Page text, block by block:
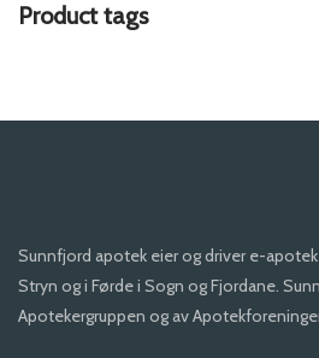
Product tags
Sunnfjord apotek eier og driver e-
Stryn og i Førde i Sogn og Fjordane.
Apotekergruppen og av